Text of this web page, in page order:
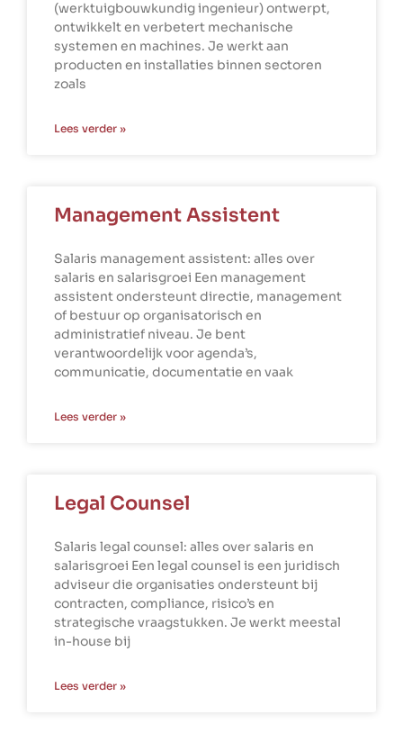
(werktuigbouwkundig ingenieur) ontwerpt,
ontwikkelt en verbetert mechanische
systemen en machines. Je werkt aan
producten en installaties binnen sectoren
zoals
Lees verder »
Management Assistent
Salaris management assistent: alles over
salaris en salarisgroei Een management
assistent ondersteunt directie, management
of bestuur op organisatorisch en
administratief niveau. Je bent
verantwoordelijk voor agenda’s,
communicatie, documentatie en vaak
Lees verder »
Legal Counsel
Salaris legal counsel: alles over salaris en
salarisgroei Een legal counsel is een juridisch
adviseur die organisaties ondersteunt bij
contracten, compliance, risico’s en
strategische vraagstukken. Je werkt meestal
in-house bij
Lees verder »